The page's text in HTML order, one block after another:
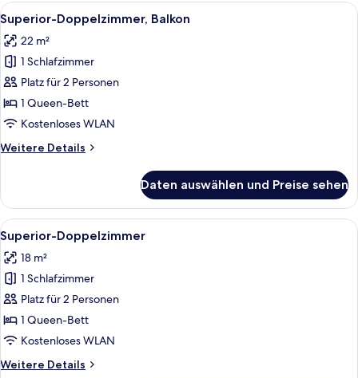
Alle
Fotos
für
Superior-
Doppelzimmer,
Balkon
anzeigen
Ein Hotelzimmer mit einem Bett,
7
Superior-Doppelzimmer, Balkon
22 m²
1 Schlafzimmer
Platz für 2 Personen
1 Queen-Bett
Kostenloses WLAN
Weitere Details
Weitere
Doppelzimmer,
Balkon
Daten auswählen und Preise sehen
Alle
Fotos
für
Superior-
Doppelzimmer
anzeigen
Ein Hotelzimmer mit Bett,
6
Superior-Doppelzimmer
18 m²
1 Schlafzimmer
Platz für 2 Personen
1 Queen-Bett
Kostenloses WLAN
Weitere Details
Weitere